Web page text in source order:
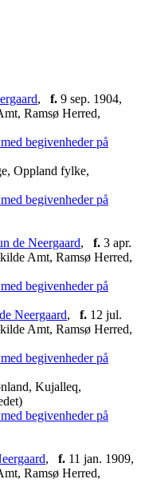
, f. 9 sep. 1904,
Ramsø Herred,
Oppland fylke,
de Neergaard, f. 3 apr.
Amt, Ramsø Herred,
Neergaard, f. 12 jul.
Amt, Ramsø Herred,
Kujalleq,
, f. 11 jan. 1909,
Ramsø Herred,